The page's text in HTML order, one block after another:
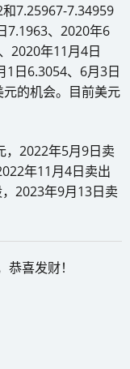
7.25967-7.34959
7.1963、2020年6
2020年11月4日
1日6.3054、6月3日
的机会。目前美元
，2022年5月9日卖
年11月4日卖出
2023年9月13日卖
喜发财！